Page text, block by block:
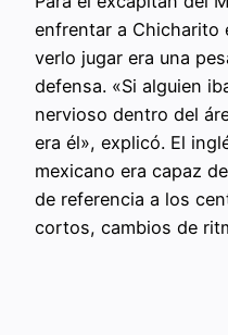
enfrentar a Chicharito
verlo jugar era una
defensa. «Si alguien
nervioso dentro del
era él», explicó. El
mexicano era capaz
de referencia a los
cortos, cambios de